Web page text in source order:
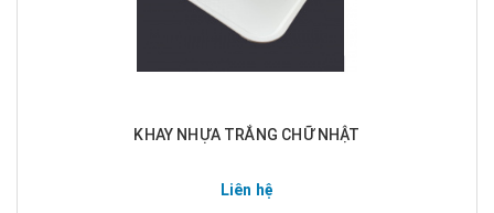
KHAY NHỰA TRẮNG CHỮ NHẬT
Liên hệ